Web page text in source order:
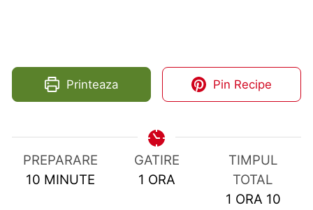
Printeaza Pin Recipe
PREPARARE
10MINUTES
MINUTE
GATIRE
1 HOUR
ORA
TIMPUL
TOTAL
1 HOUR
ORA 10